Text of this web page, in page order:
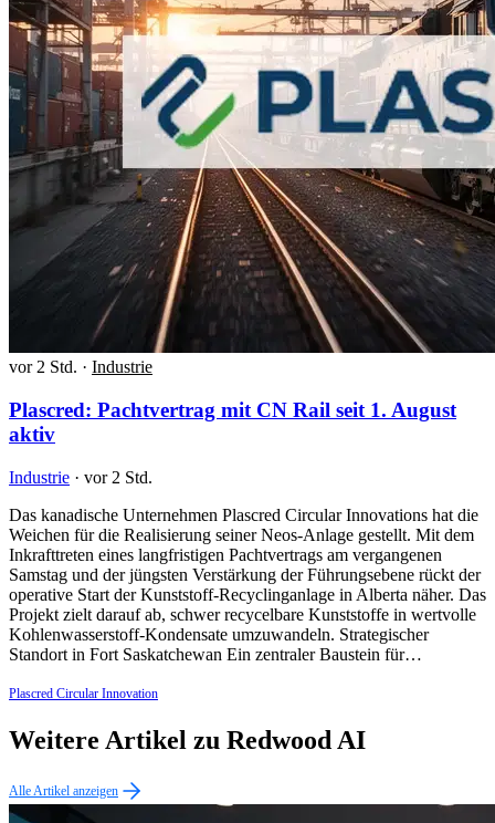
vor 2 Std. · Industrie
Plascred: Pachtvertrag mit CN Rail seit 1. August
aktiv
Industrie · vor 2 Std.
Das kanadische Unternehmen Plascred Circular Innovations hat die
Weichen für die Realisierung seiner Neos-Anlage gestellt. Mit dem
Inkrafttreten eines langfristigen Pachtvertrags am vergangenen
Samstag und der jüngsten Verstärkung der Führungsebene rückt der
operative Start der Kunststoff-Recyclinganlage in Alberta näher. Das
Projekt zielt darauf ab, schwer recycelbare Kunststoffe in wertvolle
Kohlenwasserstoff-Kondensate umzuwandeln. Strategischer
Standort in Fort Saskatchewan Ein zentraler Baustein für…
Plascred Circular Innovation
Weitere Artikel zu Redwood AI
Alle Artikel anzeigen